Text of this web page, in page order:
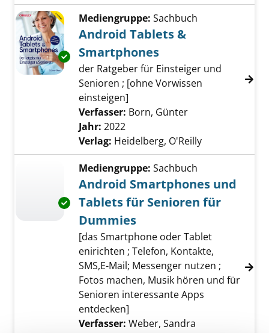
Exemplar-Details von Android Tablets &
Mediengruppe: Sachbuch
Android Tablets &
Smartphones
der Ratgeber für Einsteiger und
Senioren ; [ohne Vorwissen
einsteigen]
Verfasser: Born, Günter
Jahr: 2022
Verlag: Heidelberg, O'Reilly
Exemplar-Details von Android
Mediengruppe: Sachbuch
Android Smartphones und
Tablets für Senioren für
Dummies
[das Smartphone oder Tablet
enirichten ; Telefon, Kontakte,
SMS,E-Mail; Messenger nutzen ;
Fotos machen, Musik hören und für
Senioren interessante Apps
entdecken]
Verfasser: Weber, Sandra